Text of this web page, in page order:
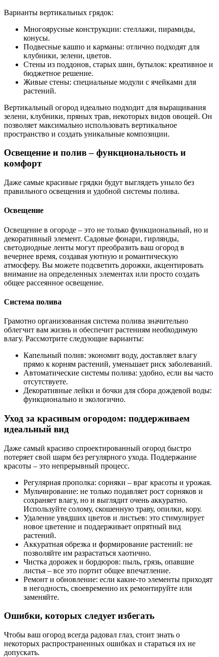
Варианты вертикальных грядок:
Многоярусные конструкции: стеллажи, пирамиды,
конусы.
Подвесные кашпо и карманы: отлично подходят для
клубники, зелени, цветов.
Стены из поддонов, старых шин, бутылок: креативное и
бюджетное решение.
Живые стены: специальные модули с ячейками для
растений.
Вертикальный огород идеально подходит для выращивания
зелени, клубники, пряных трав, некоторых видов овощей. Он
позволяет максимально использовать вертикальное
пространство и создать уникальные композиции.
Освещение и полив – функциональность и
комфорт
Даже самые красивые грядки будут выглядеть уныло без
правильного освещения и удобной системы полива.
Освещение
Освещение в огороде – это не только функциональный, но и
декоративный элемент. Садовые фонари, гирлянды,
светодиодные ленты могут преобразить ваш огород в
вечернее время, создавая уютную и романтическую
атмосферу. Вы можете подсветить дорожки, акцентировать
внимание на определенных элементах или просто создать
общее рассеянное освещение.
Система полива
Грамотно организованная система полива значительно
облегчит вам жизнь и обеспечит растениям необходимую
влагу. Рассмотрите следующие варианты:
Капельный полив: экономит воду, доставляет влагу
прямо к корням растений, уменьшает риск заболеваний.
Автоматические системы полива: удобно, если вы часто
отсутствуете.
Декоративные лейки и бочки для сбора дождевой воды:
функционально и экологично.
Уход за красивым огородом: поддерживаем
идеальный вид
Даже самый красиво спроектированный огород быстро
потеряет свой шарм без регулярного ухода. Поддержание
красоты – это непрерывный процесс.
Регулярная прополка: сорняки – враг красоты и урожая.
Мульчирование: не только подавляет рост сорняков и
сохраняет влагу, но и выглядит очень аккуратно.
Используйте солому, скошенную траву, опилки, кору.
Удаление увядших цветов и листьев: это стимулирует
новое цветение и поддерживает опрятный вид
растений.
Аккуратная обрезка и формирование растений: не
позволяйте им разрастаться хаотично.
Чистка дорожек и бордюров: пыль, грязь, опавшие
листья – все это портит общее впечатление.
Ремонт и обновление: если какие-то элементы приходят
в негодность, своевременно их ремонтируйте или
заменяйте.
Ошибки, которых следует избегать
Чтобы ваш огород всегда радовал глаз, стоит знать о
некоторых распространенных ошибках и стараться их не
допускать.